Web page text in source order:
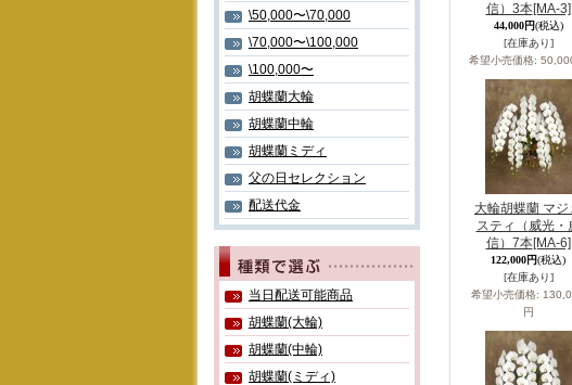
\50,000〜\70,000
\70,000〜\100,000
\100,000〜
胡蝶蘭大輪
胡蝶蘭中輪
胡蝶蘭ミディ
父の日セレクション
配送代金
当日配送可能商品
胡蝶蘭(大輪)
胡蝶蘭(中輪)
胡蝶蘭(ミディ)
信）3本[MA-3]
44,000円(税込)
[在庫あり]
希望小売価格:
大輪胡蝶蘭 マジ
スティ（威光・
信）7本[MA-6]
122,000円(税込)
[在庫あり]
希望小売価格:
円